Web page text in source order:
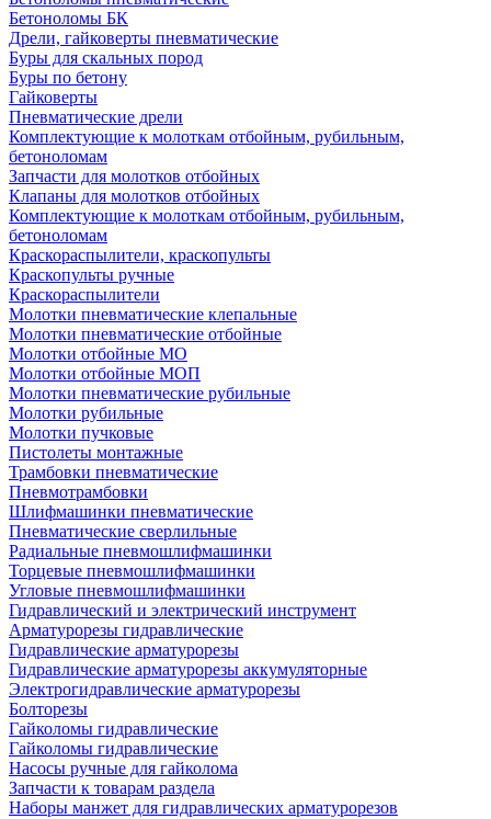
Бетоноломы БК
Дрели, гайковерты пневматические
Буры для скальных пород
Буры по бетону
Гайковерты
Пневматические дрели
Комплектующие к молоткам отбойным, рубильным,
бетоноломам
Запчасти для молотков отбойных
Клапаны для молотков отбойных
Комплектующие к молоткам отбойным, рубильным,
бетоноломам
Краскораспылители, краскопульты
Краскопульты ручные
Краскораспылители
Молотки пневматические клепальные
Молотки пневматические отбойные
Молотки отбойные МО
Молотки отбойные МОП
Молотки пневматические рубильные
Молотки рубильные
Молотки пучковые
Пистолеты монтажные
Трамбовки пневматические
Пневмотрамбовки
Шлифмашинки пневматические
Пневматические сверлильные
Радиальные пневмошлифмашинки
Торцевые пневмошлифмашинки
Угловые пневмошлифмашинки
Гидравлический и электрический инструмент
Арматурорезы гидравлические
Гидравлические арматурорезы
Гидравлические арматурорезы аккумуляторные
Электрогидравлические арматурорезы
Болторезы
Гайколомы гидравлические
Гайколомы гидравлические
Насосы ручные для гайколома
Запчасти к товарам раздела
Наборы манжет для гидравлических арматурорезов